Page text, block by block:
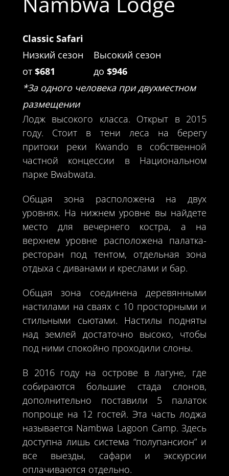
Classic Safari
Низкий сезон
от$681
Высокий сезон
до $946
*За одного человека при двухместном
размещении
Лодж высокого класса. Открыт в 2015
году. Стоит в тени леса на берегу
притоки реки Kwando в собственной
частной концессии в Национальном
парке Bwabwata.
Общая зона расположена на двух
уровнях. На нижнем уровне вы найдете
место для вечернего костра, а на
верхнем уровне расположена палатка-
ресторан под тентом, отдельная зона
отдыха с диванами и креслами и бар.
Общая зона соединена деревянными
настилами на сваях с 10 просторными и
стильными сьютами. Настилы подняты
над землей достаточно высоко, чтобы
под ними спокойно проходили слоны.
В 2016 году на острове в лагуне, где
собираются большие стада слонов,
дополнительно поставили 5 палаток
попроще на 12 гостей. Эта часть лоджа
называется Nambwa Lagoon Camp. Здесь
доступна лишь система “полупансион” и
все выезды, сафари и экскурсии
оплачиваются отдельно.